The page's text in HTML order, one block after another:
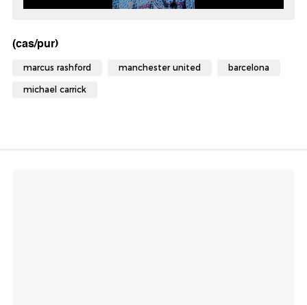
(cas/pur)
marcus rashford manchester united barcelona
michael carrick